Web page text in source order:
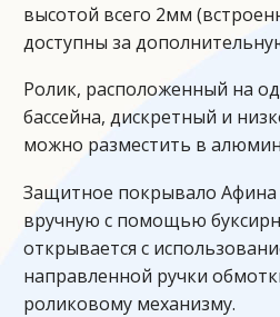
высотой всего 2мм
доступны за
Ролик, расположенный на
бассейна, дискретный и
можно разместить в
Защитное покрывало Афина
вручную с помощью
открывается с
направленной ручки
роликовому механизму.